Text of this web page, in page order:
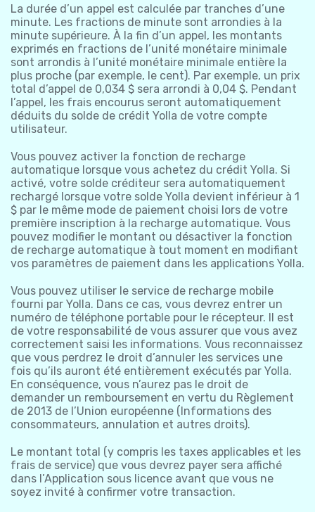
La durée d’un appel est calculée par tranches d’une
minute. Les fractions de minute sont arrondies à la
minute supérieure. À la fin d’un appel, les montants
exprimés en fractions de l’unité monétaire minimale
sont arrondis à l’unité monétaire minimale entière la
plus proche (par exemple, le cent). Par exemple, un prix
total d’appel de 0,034 $ sera arrondi à 0,04 $. Pendant
l’appel, les frais encourus seront automatiquement
déduits du solde de crédit Yolla de votre compte
utilisateur.
Vous pouvez activer la fonction de recharge
automatique lorsque vous achetez du crédit Yolla. Si
activé, votre solde créditeur sera automatiquement
rechargé lorsque votre solde Yolla devient inférieur à 1
$ par le même mode de paiement choisi lors de votre
première inscription à la recharge automatique. Vous
pouvez modifier le montant ou désactiver la fonction
de recharge automatique à tout moment en modifiant
vos paramètres de paiement dans les applications Yolla.
Vous pouvez utiliser le service de recharge mobile
fourni par Yolla. Dans ce cas, vous devrez entrer un
numéro de téléphone portable pour le récepteur. Il est
de votre responsabilité de vous assurer que vous avez
correctement saisi les informations. Vous reconnaissez
que vous perdrez le droit d’annuler les services une
fois qu’ils auront été entièrement exécutés par Yolla.
En conséquence, vous n’aurez pas le droit de
demander un remboursement en vertu du Règlement
de 2013 de l’Union européenne (Informations des
consommateurs, annulation et autres droits).
Le montant total (y compris les taxes applicables et les
frais de service) que vous devrez payer sera affiché
dans l’Application sous licence avant que vous ne
soyez invité à confirmer votre transaction.